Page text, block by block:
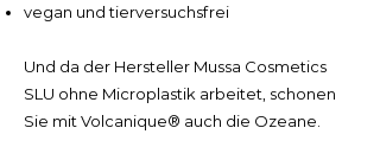
vegan und tierversuchsfrei
Und da der Hersteller Mussa Cosmetics
SLU ohne Microplastik arbeitet, schonen
Sie mit Volcanique® auch die Ozeane.